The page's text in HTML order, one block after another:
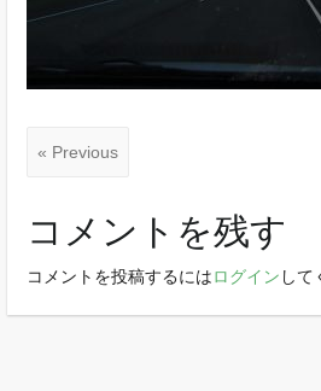
« Previous
コメントを残す
コメントを投稿するにはログイン して